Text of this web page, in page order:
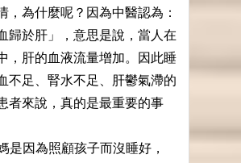
，為什麼呢？因為中醫認為：
歸於肝」，意思是說，當人在
，肝的血液流量增加。因此睡
不足、腎水不足、肝鬱氣滯的
者來說，真的是最重要的事
是因為照顧孩子而沒睡好，